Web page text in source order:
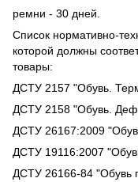
ремни - 30 дней.
Список нормативно-
которой должны
товары:
ДСТУ 2157 "Обувь.
ДСТУ 2158 "Обувь.
ДСТУ 26167:2009
ДСТУ 19116:2007
ДСТУ 26166-84 "Обувь